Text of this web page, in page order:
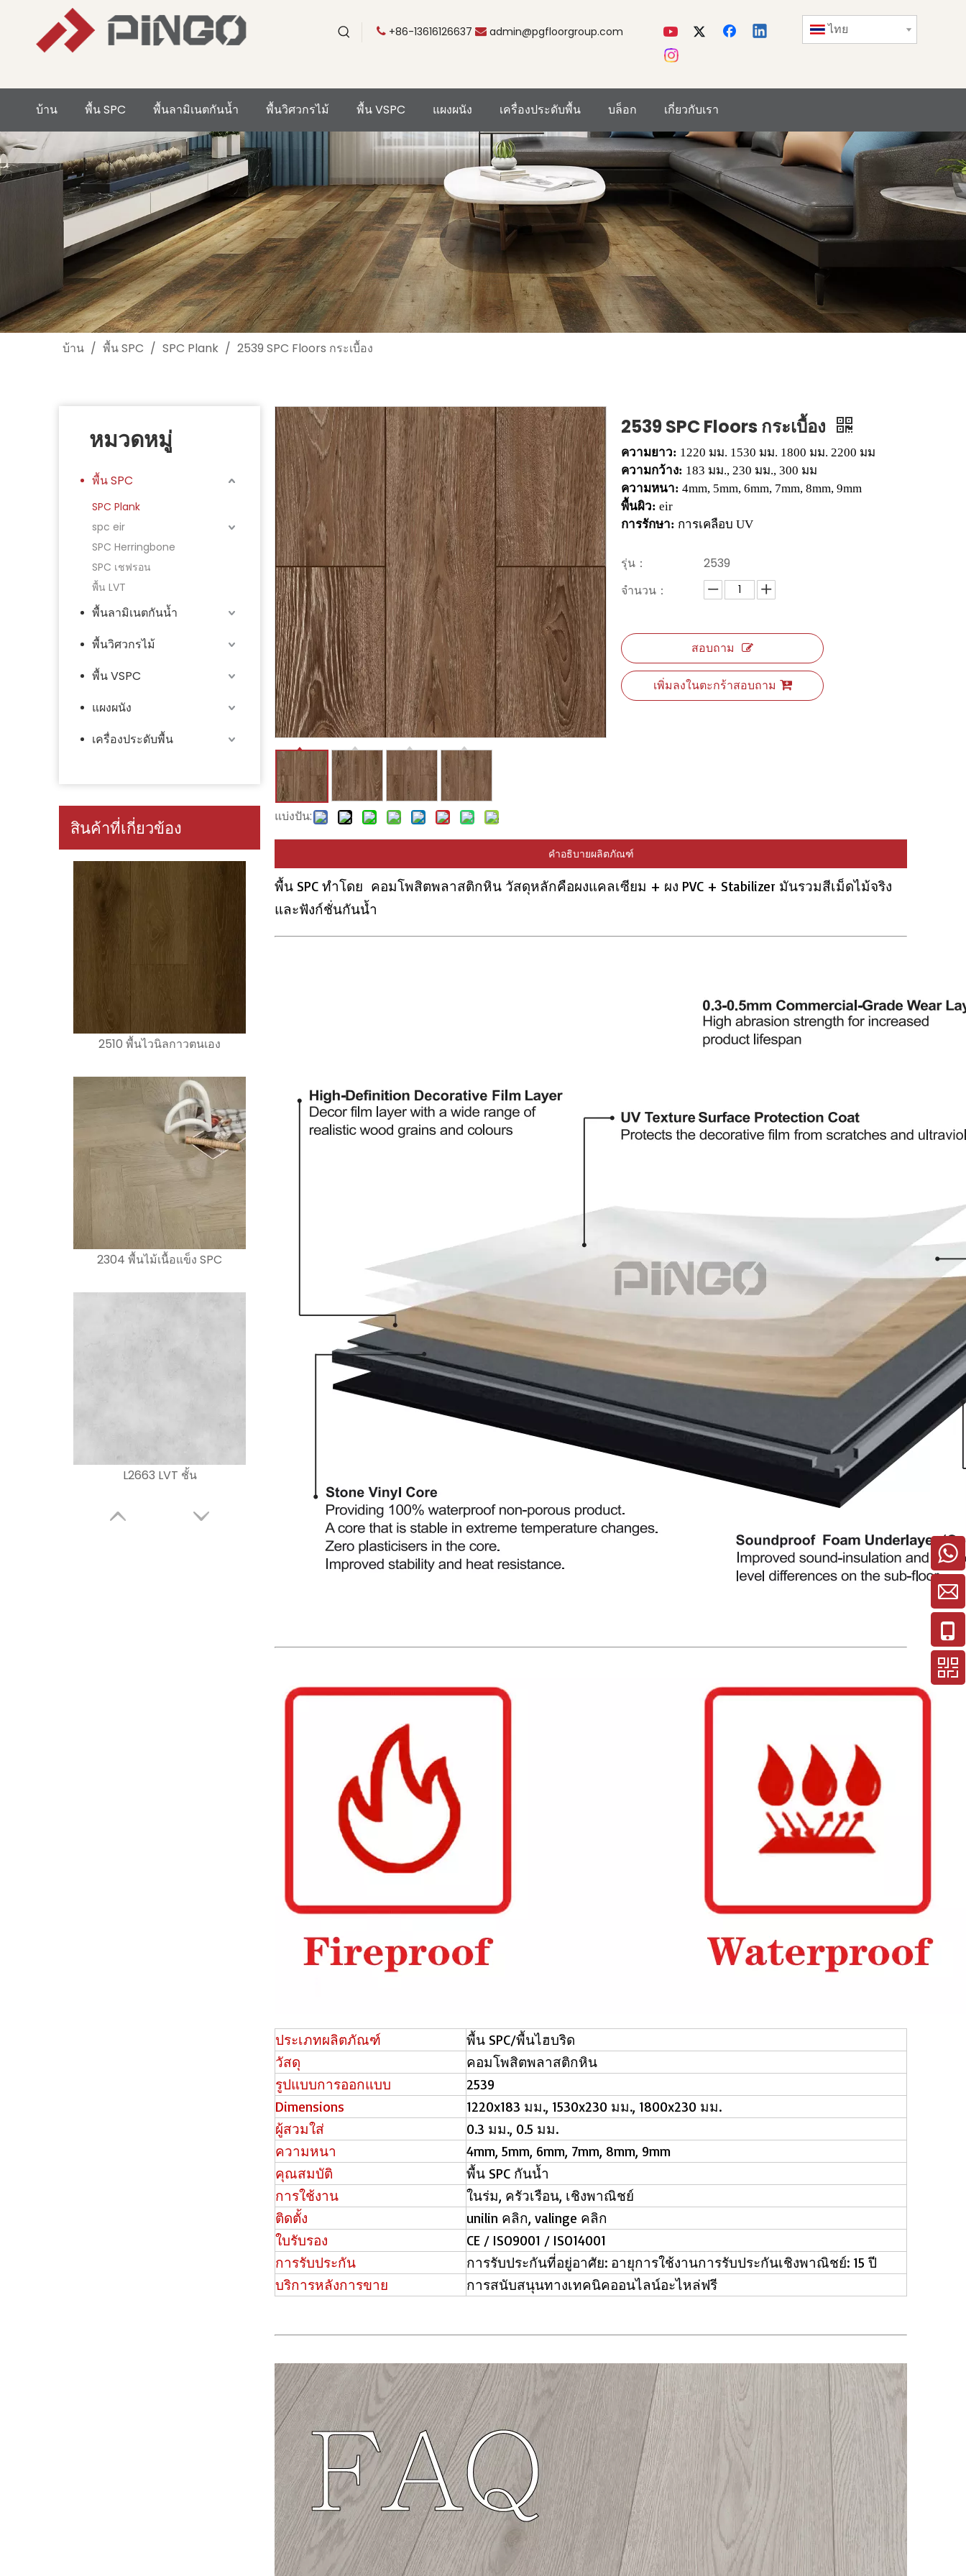
 +86-13616126637  admin@pgfloorgroup.com ไทย
บ้าน พื้น SPC พื้นลามิเนตกันน้ำ พื้นวิศวกรไม้ พื้น VSPC แผงผนัง เครื่องประดับพื้น บล็อก เกี่ยวกับเรา
บ้าน / พื้น SPC / SPC Plank / 2539 SPC Floors กระเบื้อง
หมวดหมู่
พื้น SPC
SPC Plank
spc eir
SPC Herringbone
SPC เชฟรอน
พื้น LVT
พื้นลามิเนตกันน้ำ
พื้นวิศวกรไม้
พื้น VSPC
แผงผนัง
เครื่องประดับพื้น
สินค้าที่เกี่ยวข้อง
2510 พื้นไวนิลกาวตนเอง
2304 พื้นไม้เนื้อแข็ง SPC
L2663 LVT ชั้น
แบ่งปัน:
2539 SPC Floors กระเบื้อง
ความยาว: 1220 มม. 1530 มม. 1800 มม. 2200 มม
ความกว้าง: 183 มม., 230 มม., 300 มม
ความหนา: 4mm, 5mm, 6mm, 7mm, 8mm, 9mm
พื้นผิว: eir
การรักษา: การเคลือบ UV
รุ่น：
2539
จำนวน：
สอบถาม
เพิ่มลงในตะกร้าสอบถาม
คำอธิบายผลิตภัณฑ์
พื้น SPC ทำโดย คอมโพสิตพลาสติกหิน วัสดุหลักคือผงแคลเซียม + ผง PVC + Stabilizer มันรวมสีเม็ดไม้จริง
และฟังก์ชั่นกันน้ำ
ประเภทผลิตภัณฑ์
พื้น SPC/พื้นไฮบริด
วัสดุ
คอมโพสิตพลาสติกหิน
รูปแบบการออกแบบ
2539
Dimensions
1220x183 มม., 1530x230 มม., 1800x230 มม.
ผู้สวมใส่
0.3 มม., 0.5 มม.
ความหนา
4mm, 5mm, 6mm, 7mm, 8mm, 9mm
คุณสมบัติ
พื้น SPC กันน้ำ
การใช้งาน
ในร่ม, ครัวเรือน, เชิงพาณิชย์
ติดตั้ง
unilin คลิก, valinge คลิก
ใบรับรอง
CE / ISO9001 / ISO14001
การรับประกัน
การรับประกันที่อยู่อาศัย: อายุการใช้งานการรับประกันเชิงพาณิชย์: 15 ปี
บริการหลังการขาย
การสนับสนุนทางเทคนิคออนไลน์อะไหล่ฟรี